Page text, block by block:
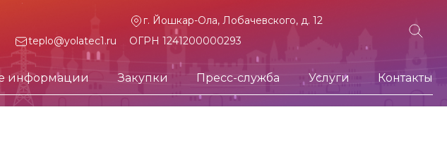
г. Йошкар-Ола, Лобачевского, д. 12
teplo@yolatec1.ru
ОГРН 1241200000293
информации Закупки Пресс-служба Услуги Контакты